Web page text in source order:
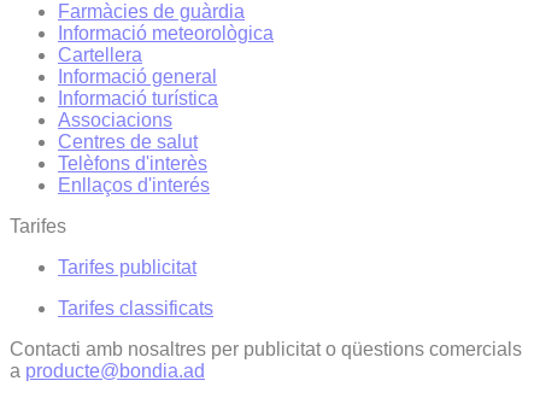
Farmàcies de guàrdia
Informació meteorològica
Cartellera
Informació general
Informació turística
Associacions
Centres de salut
Telèfons d'interès
Enllaços d'interés
Tarifes
Tarifes publicitat
Tarifes classificats
Contacti amb nosaltres per publicitat o qüestions comercials
a producte@bondia.ad